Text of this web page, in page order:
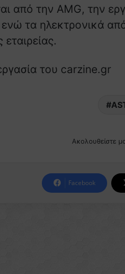
από την AMG, την
τα ηλεκτρονικά
του carzine.gr
Ακολουθείστε
Facebook